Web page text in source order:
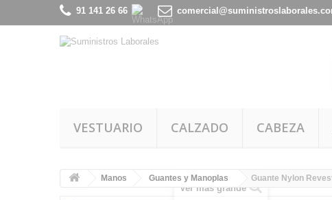
91 141 26 66
VESTUARIO CALZADO CABEZA
Manos Guantes y Manoplas Guante Nylon
Ver más grande